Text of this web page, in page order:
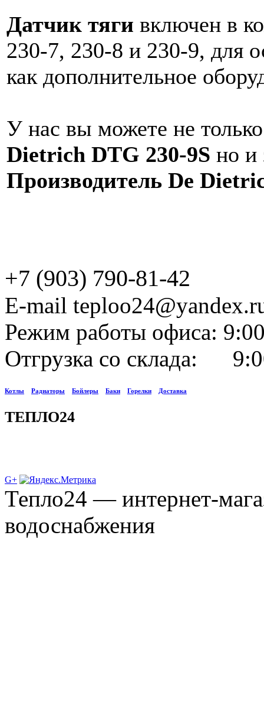
Датчик тяги включен в
230-7, 230-8 и 230-9, для
как дополнительное
У нас вы можете не
Dietrich DTG 230-9S но и
Производитель De
+7 (903) 790-81-42
E-mail
Режим работы офиса:
Отгрузка со склада:
Котлы Радиаторы Бойлеры Баки Горелки Доставка
ТЕПЛО24
G+
Тепло24 — интернет-
водоснабжения